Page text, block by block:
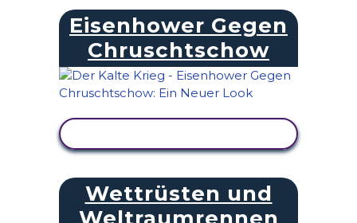
Eisenhower Gegen
Chruschtschow
Wettrüsten und